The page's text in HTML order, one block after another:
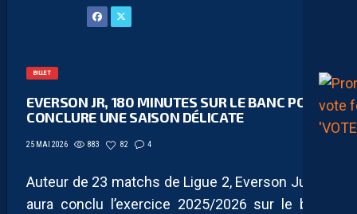
BILLET
EVERSON JR, 180 MINUTES SUR LE BANC POUR
CONCLURE UNE SAISON DÉLICATE
25 MAI 2026 883 82 4
Auteur de 23 matchs de Ligue 2, Everson Junior
aura conclu l’exercice 2025/2026 sur le banc